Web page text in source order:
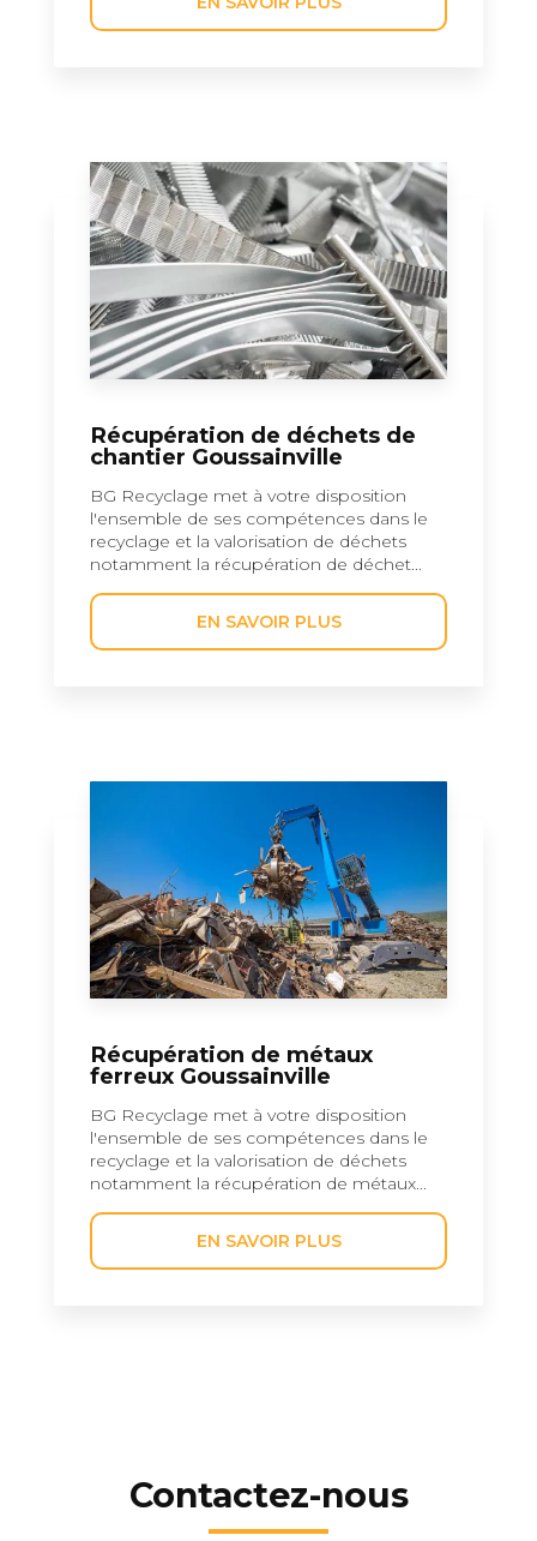
Récupération de déchets de
chantier Goussainville
BG Recyclage met à votre disposition
l'ensemble de ses compétences dans le
recyclage et la valorisation de déchets
notamment la récupération de déchet...
EN SAVOIR PLUS
Récupération de métaux
ferreux Goussainville
BG Recyclage met à votre disposition
l'ensemble de ses compétences dans le
recyclage et la valorisation de déchets
notamment la récupération de métaux...
EN SAVOIR PLUS
Contactez-nous